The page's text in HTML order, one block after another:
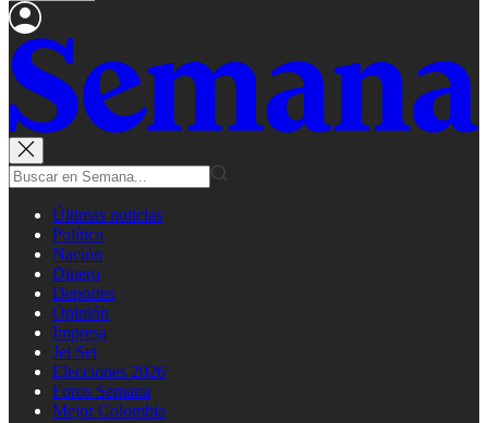
Últimas noticias
Política
Nación
Dinero
Deportes
Opinión
Impresa
Jet Set
Elecciones 2026
Foros Semana
Mejor Colombia